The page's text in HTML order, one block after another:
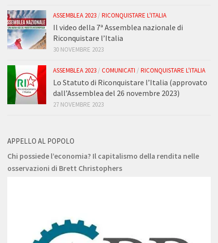
ASSEMBLEA 2023 / RICONQUISTARE L'ITALIA
Il video della 7ª Assemblea nazionale di
Riconquistare l’Italia
30 NOVEMBRE 2023
ASSEMBLEA 2023 / COMUNICATI / RICONQUISTARE L'ITALIA
Lo Statuto di Riconquistare l’Italia (approvato
dall’Assemblea del 26 novembre 2023)
27 NOVEMBRE 2023
APPELLO AL POPOLO
Chi possiede l’economia? Il capitalismo della rendita nelle
osservazioni di Brett Christophers